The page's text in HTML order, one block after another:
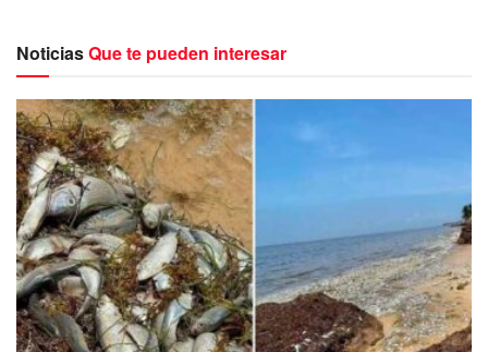
El hombre fue reportado como desaparecido el 02 de
agosto de 2023. Hasta el momento se presume como no
localizada, de tal forma que se ha activado una ficha de
búsqueda en la Fiscalía General del Estado.
La persona es de complexión obesa, tez
NoticiasQue te pueden interesar